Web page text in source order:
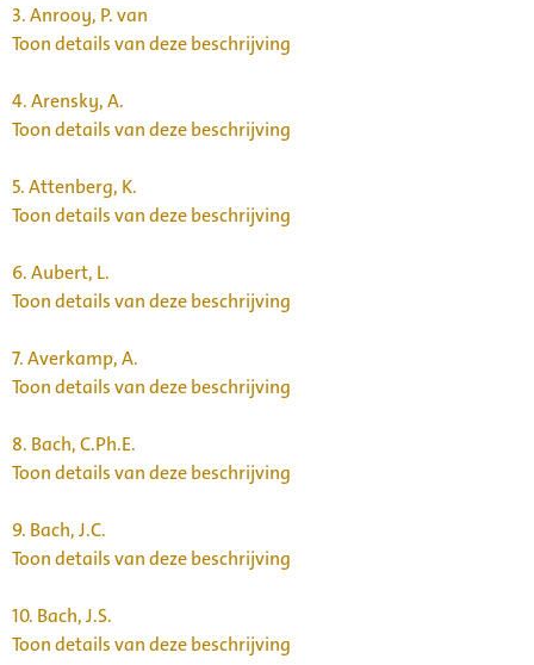
3.Anrooy, P. van
Toon details van deze beschrijving
4.Arensky, A.
Toon details van deze beschrijving
5.Attenberg, K.
Toon details van deze beschrijving
6.Aubert, L.
Toon details van deze beschrijving
7.Averkamp, A.
Toon details van deze beschrijving
8. Bach, C.Ph.E.
Toon details van deze beschrijving
9. Bach, J.C.
Toon details van deze beschrijving
10. Bach, J.S.
Toon details van deze beschrijving